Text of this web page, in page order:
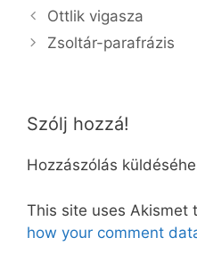
Ottlik vigasza
Zsoltár-parafrázis
Szólj hozzá!
Hozzászólás
This site uses Akismet
how your comment